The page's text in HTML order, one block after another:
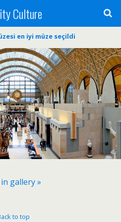
Culture
en iyi müze seçildi
gallery »
to top